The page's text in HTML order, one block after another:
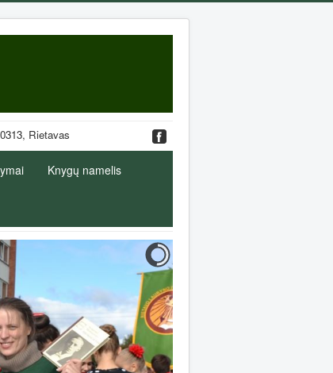
LT-90313, Rietavas
Knygų namelis